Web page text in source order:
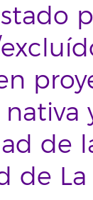
de
de